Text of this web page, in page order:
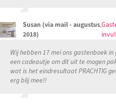
Susan (via mail - augustus
2018)
,
Wij hebben 17 mei ons gastenboek
een cadeautje om dit uit te mogen
wat is het eindresultaat PRACHTIG
erg blij mee!!